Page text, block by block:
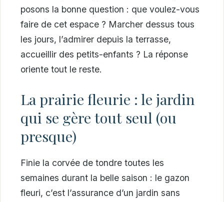
posons la bonne question : que voulez-vous
faire de cet espace ? Marcher dessus tous
les jours, l’admirer depuis la terrasse,
accueillir des petits-enfants ? La réponse
oriente tout le reste.
La prairie fleurie : le jardin
qui se gère tout seul (ou
presque)
Finie la corvée de tondre toutes les
semaines durant la belle saison : le gazon
fleuri, c’est l’assurance d’un jardin sans